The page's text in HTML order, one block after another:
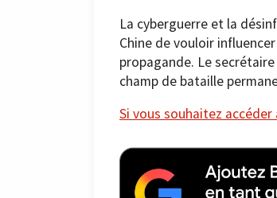
La cyberguerre et la
Chine de vouloir
propagande. Le
champ de bataille
Si vous souhaitez